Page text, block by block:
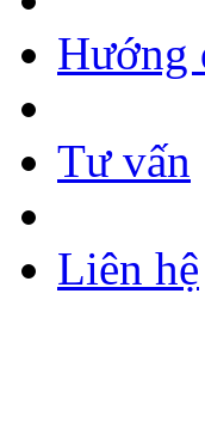
Hướng
Tư vấn
Liên hệ